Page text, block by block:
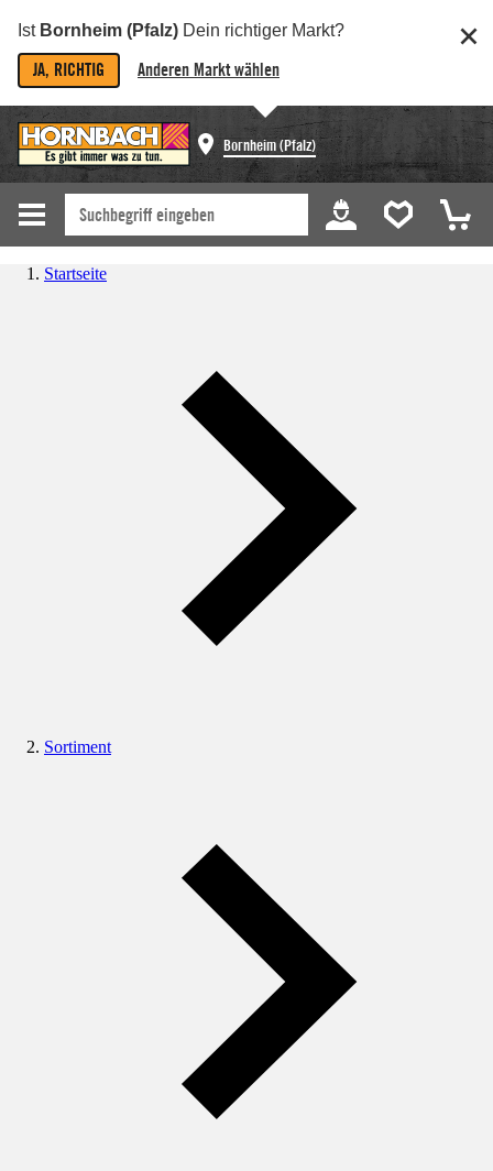
Ist Bornheim (Pfalz) Dein richtiger Markt?
JA, RICHTIG Anderen Markt wählen
Bornheim (Pfalz)
Startseite
Sortiment